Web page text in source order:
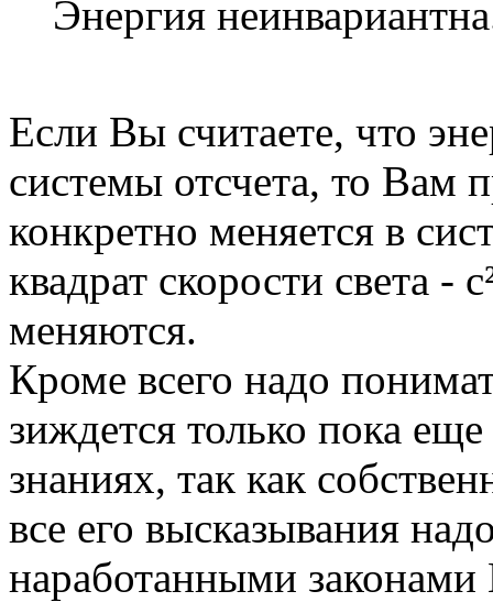
Энергия
Если Вы считаете, что
системы отсчета, то Вам
конкретно меняется в
квадрат скорости света -
меняются.
Кроме всего надо
зиждется только пока
знаниях, так как
все его высказывания
наработанными